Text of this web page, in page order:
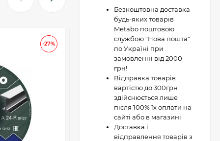
-27%
Безкоштовна доставка
будь-яких товарів
Metabo поштовою
службою "Нова пошта"
по Україні при
замовленні від 2000
грн!
Відправка товарів
вартістю до 300грн
здійснюється лише
після 100% їх оплати на
сайті або в магазині
Доставка і
відправлення товарів з